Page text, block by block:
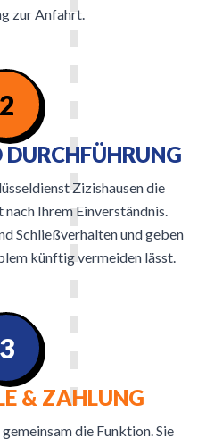
zur Anfahrt.
2
Zizishausen die
Ihrem Einverständnis.
Schließverhalten und geben
künftig vermeiden lässt.
& ZAHLUNG
die Funktion. Sie
3